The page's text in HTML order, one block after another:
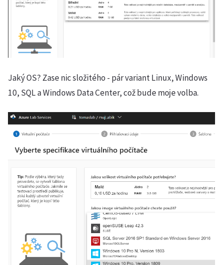
Jaký OS? Zase nic složitého - pár variant Linux, Windows
10, SQL a Windows Data Center, což bude moje volba.